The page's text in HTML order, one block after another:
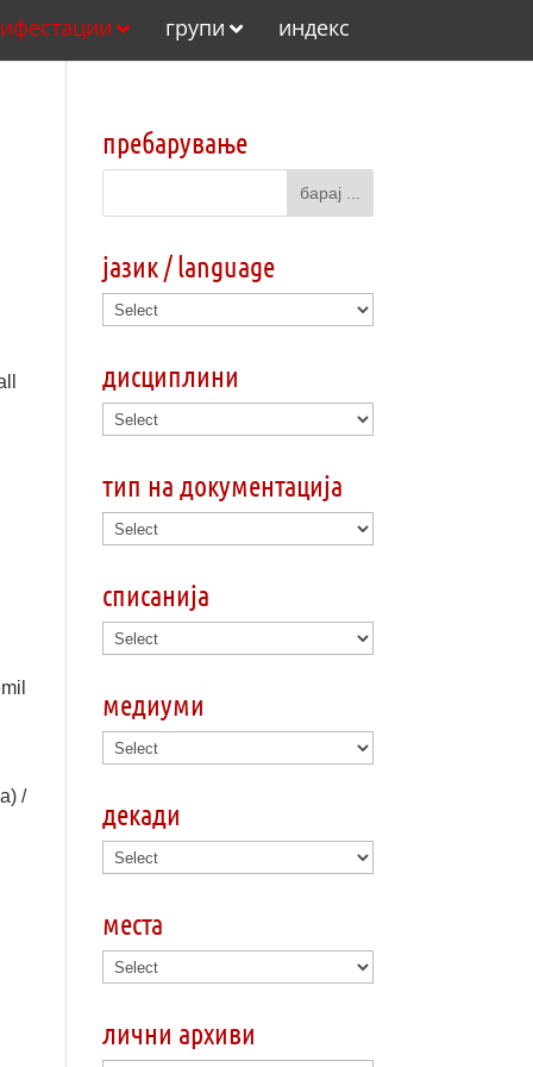
групи индекс
/
пребарување
јазик / language
дисциплини
тип на документација
списанија
медиуми
декади
места
лични архиви